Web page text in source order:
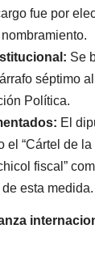
fue por
Se
séptimo
Política.
El
el “Cártel de la
fiscal”
esta medida.